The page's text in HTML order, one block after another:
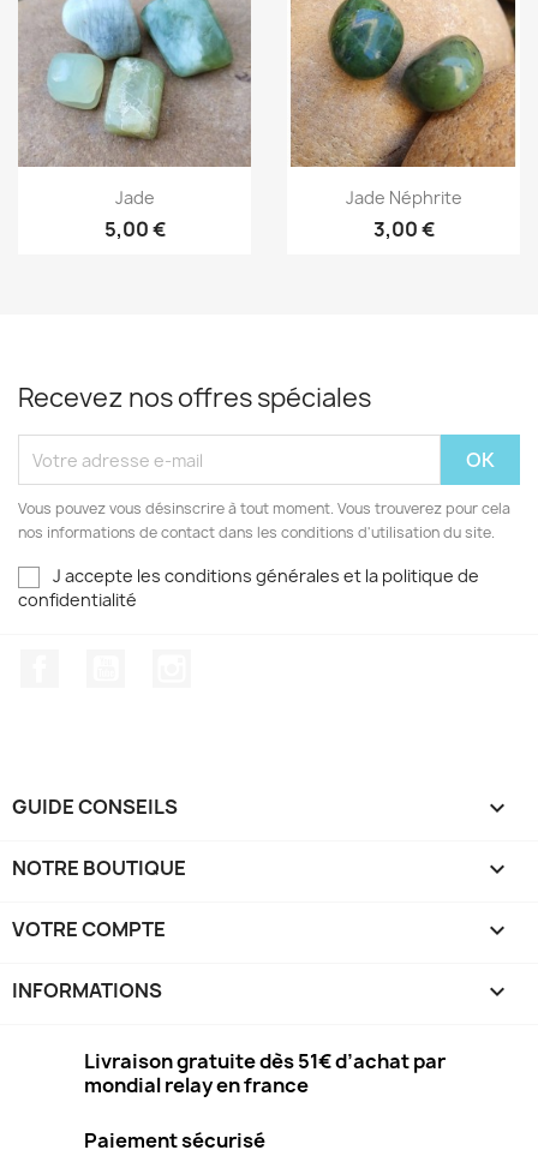
Aperçu rapide
Jade
5,00 €
Aperçu rapide
Jade Néphrite
3,00 €
Recevez nos offres spéciales
Vous pouvez vous désinscrire à tout moment. Vous trouverez pour cela
nos informations de contact dans les conditions d'utilisation du site.
J accepte les conditions générales et la politique de
confidentialité
GUIDE CONSEILS 
NOTRE BOUTIQUE 
VOTRE COMPTE 
INFORMATIONS keyboard_arrow_down
Livraison gratuite dès 51€ d’achat par
mondial relay en france
Paiement sécurisé